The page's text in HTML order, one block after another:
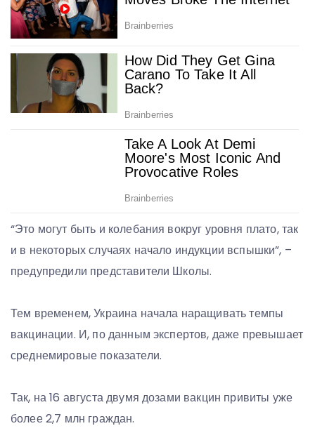
“Это могут быть и колебания вокруг уровня плато, так
и в некоторых случаях начало индукции вспышки”, –
предупредили представители Школы.
Тем временем, Украина начала наращивать темпы
вакцинации. И, по данным экспертов, даже превышает
среднемировые показатели.
Так, на 16 августа двумя дозами вакцин привиты уже
более 2,7 млн граждан.